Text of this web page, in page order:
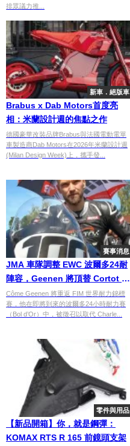
排眾議力推...
新車．絕版車
Brabus x Dab Motors首度亮
相：米蘭設計週的焦點之作
德國豪華改裝品牌Brabus與法國電動電單
車製造商Dab Motors在2026年米蘭設計週
(Milan Design Week)上，攜手發...
賽事消息
JMA 車隊調整 EWC 波爾多24耐
陣容，Geenen 將頂替 Cortot 出
賽
Côme Geenen 將重返 FIM 世界耐力錦標
賽，他在即將到來的波爾多24小時耐力賽
（Bol d’Or）中，被徵召以取代 Charle...
零件與用品
【新品開箱】你，就是鋼彈：
KOMAX RTS R 165 前鏡頭支架